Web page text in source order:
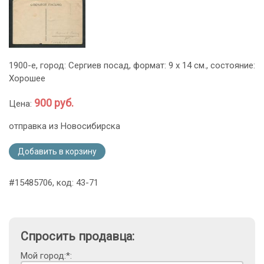
1900-е, город: Сергиев посад, формат: 9 х 14 см., состояние:
Хорошее
Цена: 900 руб.
отправка из Новосибирска
Добавить в корзину
#15485706, код: 43-71
Спросить продавца:
Мой город:*: